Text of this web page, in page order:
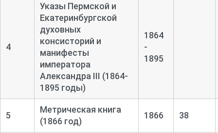
4
Указы Пермской и
Екатеринбургской
духовных
консисторий и
манифесты
императора
Александра III (1864-
1895 годы)
1864
-
1895
5
Метрическая книга
(1866 год)
1866 38